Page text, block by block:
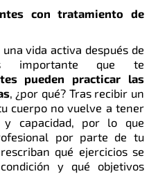
con tratamiento de
vida activa después de
importante que te
pueden practicar las
, ¿por qué? Tras recibir un
cuerpo no vuelve a tener
capacidad, por lo que
por parte de tu
qué ejercicios se
y qué objetivos